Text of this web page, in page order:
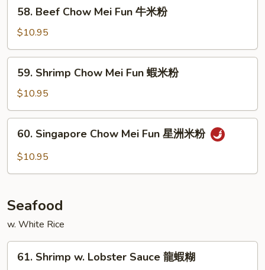
58.
Beef
Chow
Mei
Fun
58. Beef Chow Mei Fun 牛米粉
$10.95
59.
Shrimp
Chow
Mei
Fun
59. Shrimp Chow Mei Fun 蝦米粉
$10.95
60.
Singapore
Chow
洲
米
粉
60. Singapore Chow Mei Fun 星洲米粉
$10.95
Seafood
w. White Rice
61.
Shrimp
61. Shrimp w. Lobster Sauce 龍蝦糊